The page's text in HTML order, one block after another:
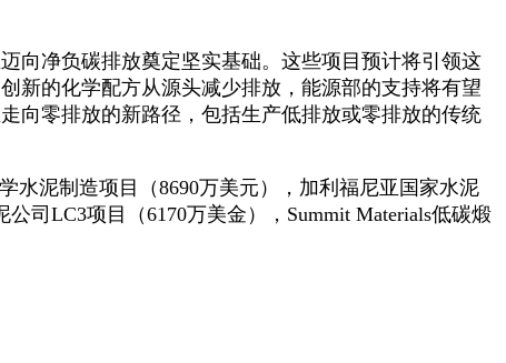
净负碳排放奠定坚实基础。这些项目预计将引领这
新的化学配方从源头减少排放，能源部的支持将有望
向零排放的新路径，包括生产低排放或零排放的传统
泥制造项目（8690万美元），加利福尼亚国家水泥
司LC3项目（6170万美金），Summit Materials低碳煅